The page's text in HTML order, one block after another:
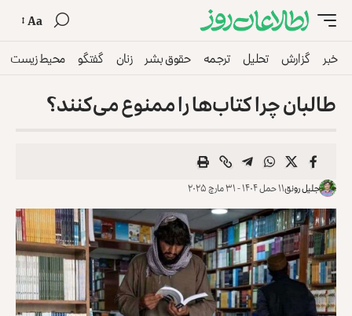
Aa
خبر گزارش تحلیل ترجمه حقوق بشر زنان گفتگو محیط زیست
طالبان چرا کتاب‌ها را ممنوع می‌کنند؟
جلیل رونق۱۱ حمل ۱۴۰۴ - ۳۱ مارچ ۲۰۲۵